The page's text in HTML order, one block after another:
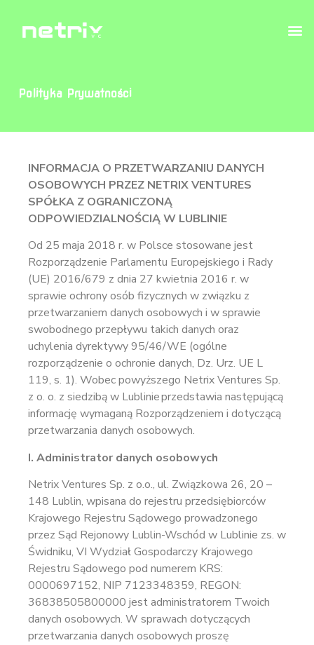
Polityka Prywatności
INFORMACJA O PRZETWARZANIU DANYCH
OSOBOWYCH PRZEZ NETRIX VENTURES
SPÓŁKA Z OGRANICZONĄ
ODPOWIEDZIALNOŚCIĄ W LUBLINIE
Od 25 maja 2018 r. w Polsce stosowane jest
Rozporządzenie Parlamentu Europejskiego i Rady
(UE) 2016/679 z dnia 27 kwietnia 2016 r. w
sprawie ochrony osób fizycznych w związku z
przetwarzaniem danych osobowych i w sprawie
swobodnego przepływu takich danych oraz
uchylenia dyrektywy 95/46/WE (ogólne
rozporządzenie o ochronie danych, Dz. Urz. UE L
119, s. 1). Wobec powyższego Netrix Ventures Sp.
z o. o. z siedzibą w Lublinie przedstawia następującą
informację wymaganą Rozporządzeniem i dotyczącą
przetwarzania danych osobowych.
I. Administrator danych osobowych
Netrix Ventures Sp. z o.o., ul. Związkowa 26, 20 –
148 Lublin, wpisana do rejestru przedsiębiorców
Krajowego Rejestru Sądowego prowadzonego
przez Sąd Rejonowy Lublin-Wschód w Lublinie zs. w
Świdniku, VI Wydział Gospodarczy Krajowego
Rejestru Sądowego pod numerem KRS:
0000697152, NIP 7123348359, REGON:
36838505800000 jest administratorem Twoich
danych osobowych. W sprawach dotyczących
przetwarzania danych osobowych proszę